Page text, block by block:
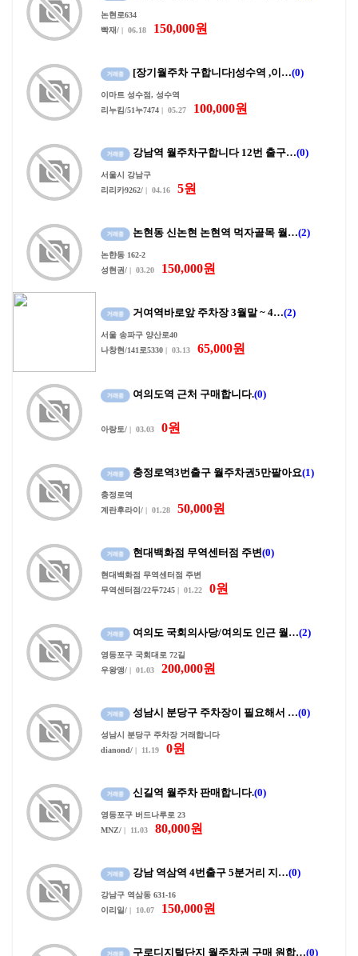
논현로634
빡재/ | 06.18 150,000원
[장기월주차 구합니다]성수역 ,이…(0)
이마트 성수점, 성수역
리누킴/51누7474 | 05.27 100,000원
강남역 월주차구합니다 12번 출구…(0)
서울시 강남구
리리카9262/ | 04.16 5원
논현동 신논현 논현역 먹자골목 월…(2)
논햔동 162-2
성현권/ | 03.20 150,000원
거여역바로앞 주차장 3월말 ~ 4…(2)
서울 송파구 양산로40
나창현/141로5330 | 03.13 65,000원
여의도역 근처 구매합니다.(0)
아랑토/ | 03.03 0원
충정로역3번출구 월주차권5만팔아요(1)
충정로역
계란후라이/ | 01.28 50,000원
현대백화점 무역센터점 주변(0)
현대백화점 무역센터점 주변
무역센터점/22두7245 | 01.22 0원
여의도 국회의사당/여의도 인근 월…(2)
영등포구 국회대로 72길
우왕앵/ | 01.03 200,000원
성남시 분당구 주차장이 필요해서 …(0)
성남시 분당구 주차장 거래합니다
dianond/ | 11.19 0원
신길역 월주차 판매합니다.(0)
영등포구 버드나루로 23
MNZ/ | 11.03 80,000원
강남 역삼역 4번출구 5분거리 지…(0)
강남구 역삼동 631-16
이리일/ | 10.07 150,000원
구로디지털단지 월주차권 구매 원합…(0)